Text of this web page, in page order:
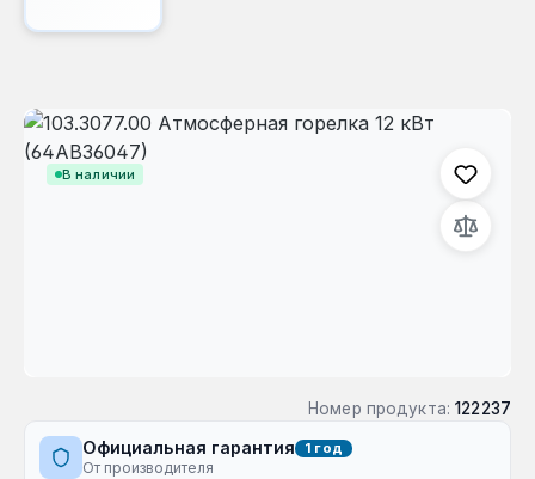
В наличии
Пропустить галерею изображений
Номер продукта: 122237
Официальная гарантия 1 год
От производителя